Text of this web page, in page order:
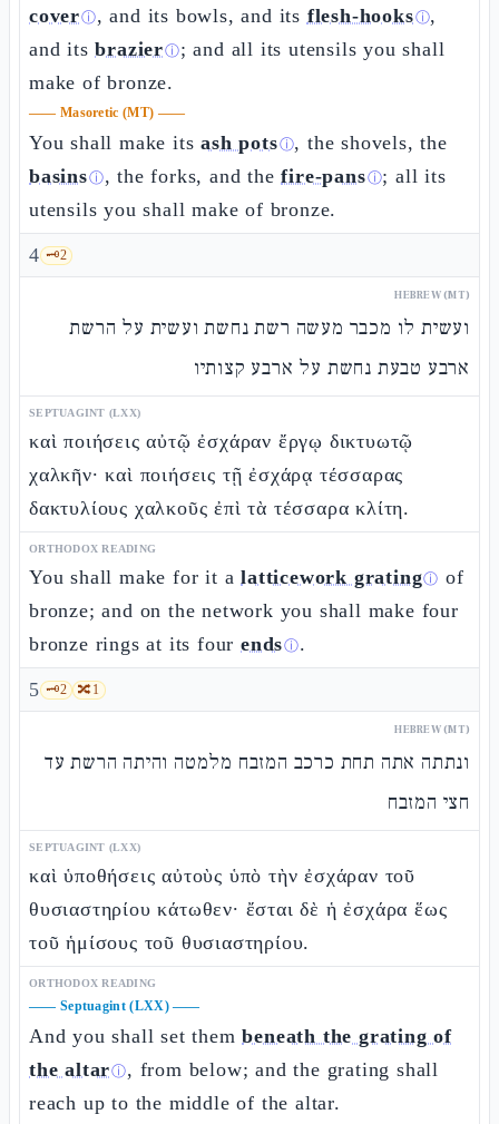
coverⓘ, and its bowls, and its flesh-hooksⓘ,
and itsbrazierⓘ; and all its utensils you shall
make of bronze.
—— Masoretic (MT) ——
You shall make itsash potsⓘ, the shovels, the
basinsⓘ, the forks, and thefire-pansⓘ; all its
utensils you shall make of bronze.
4 🗝️2
HEBREW (MT)
ועשית לו מכבר מעשה רשת נחשת ועשית על הרשת
ארבע טבעת נחשת על ארבע קצותיו
SEPTUAGINT (LXX)
καὶ ποιήσεις αὐτῷ ἐσχάραν ἔργῳ δικτυωτῷ
χαλκῆν· καὶ ποιήσεις τῇ ἐσχάρᾳ τέσσαρας
δακτυλίους χαλκοῦς ἐπὶ τὰ τέσσαρα κλίτη.
ORTHODOX READING
You shall make for it alatticework gratingⓘ of
bronze; and on the network you shall make four
bronze rings at its fourendsⓘ.
5 🗝️2 🔀1
HEBREW (MT)
ונתתה אתה תחת כרכב המזבח מלמטה והיתה הרשת עד
חצי המזבח
SEPTUAGINT (LXX)
καὶ ὑποθήσεις αὐτοὺς ὑπὸ τὴν ἐσχάραν τοῦ
θυσιαστηρίου κάτωθεν· ἔσται δὲ ἡ ἐσχάρα ἕως
τοῦ ἡμίσους τοῦ θυσιαστηρίου.
ORTHODOX READING
—— Septuagint (LXX)——
And you shall set thembeneath the grating of
the altarⓘ, from below; and the grating shall
reach up to the middle of the altar.